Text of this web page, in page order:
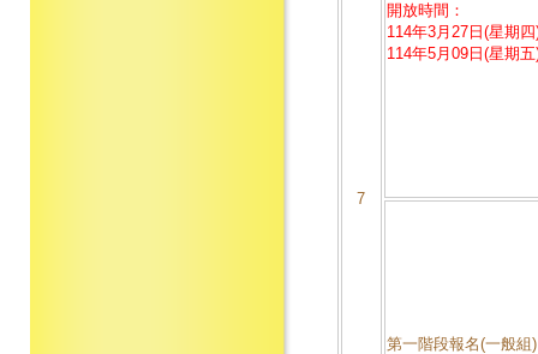
7
開放時間：
114年3月27日(星期
114年5月09日(星期
第一階段報名(一般組)